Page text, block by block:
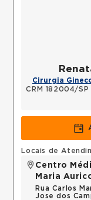
Cirurgia
CRM 182004/SP
Locais de
Centro
Maria
Rua Carlos
Jose dos